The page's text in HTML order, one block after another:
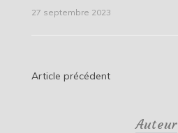
27 septembre 2023
Navigation
Article précédent
Auteur